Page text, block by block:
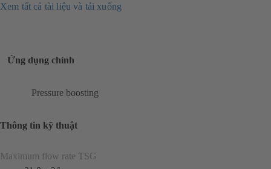
Xem tất cả tài liệu và tải xuống
Ứng dụng chính
Pressure boosting
Thông tin kỹ thuật
Maximum flow rate TSG